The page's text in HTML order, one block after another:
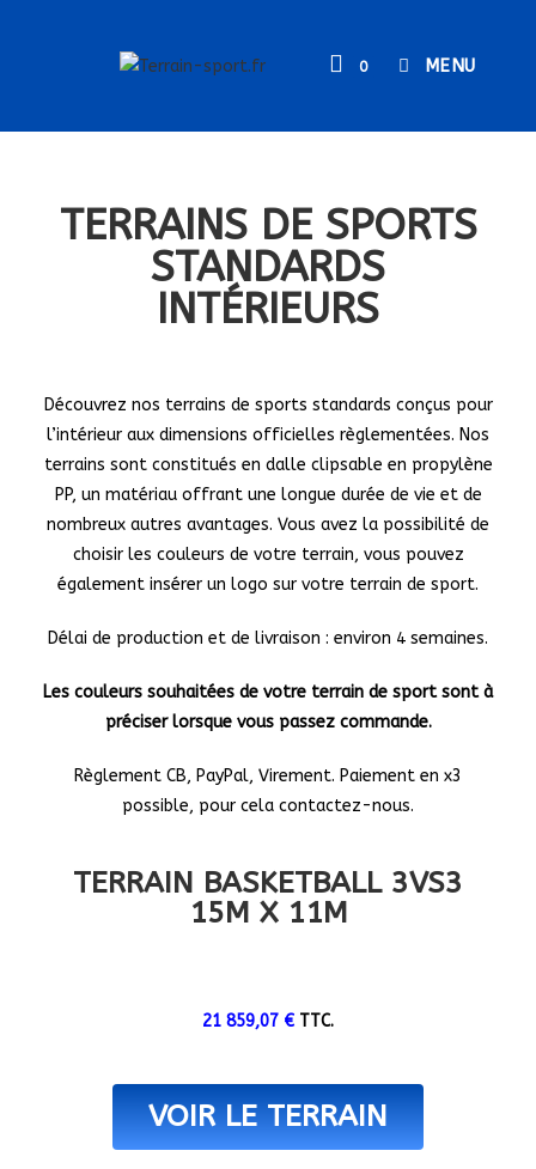
0 MENU
TERRAINS DE SPORTS
STANDARDS
INTÉRIEURS
Découvrez nos terrains de sports standards conçus pour
l’intérieur aux dimensions officielles règlementées. Nos
terrains sont constitués en dalle clipsable en propylène
PP, un matériau offrant une longue durée de vie et de
nombreux autres avantages. Vous avez la possibilité de
choisir les couleurs de votre terrain, vous pouvez
également insérer un logo sur votre terrain de sport.
Délai de production et de livraison : environ 4 semaines.
Les couleurs souhaitées de votre terrain de sport sont à
préciser lorsque vous passez commande.
Règlement CB, PayPal, Virement. Paiement en x3
possible, pour cela contactez-nous.
TERRAIN BASKETBALL 3VS3
15M X 11M
21 859,07 € TTC.
VOIR LE TERRAIN